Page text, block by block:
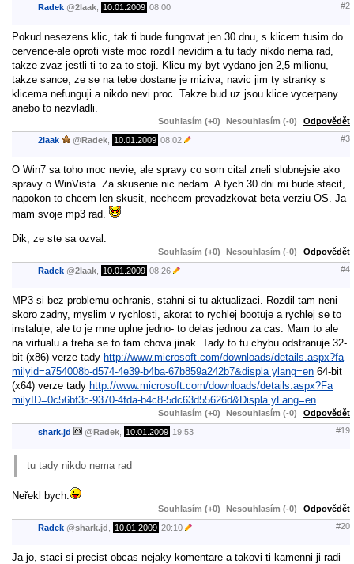
Radek @2laak 10.01.2009 08:00 #2
Pokud nesezens klic, tak ti bude fungovat jen 30 dnu, s klicem tusim do
cervence-ale oproti viste moc rozdil nevidim a tu tady nikdo nema rad,
takze zvaz jestli ti to za to stoji. Klicu my byt vydano jen 2,5 milionu,
takze sance, ze se na tebe dostane je miziva, navic jim ty stranky s
klicema nefunguji a nikdo nevi proc. Takze bud uz jsou klice vycerpany
anebo to nezvladli.
Souhlasím (+0) Nesouhlasím (-0) Odpovědět
2laak @Radek 10.01.2009 08:02 #3
O Win7 sa toho moc nevie, ale spravy co som cital zneli slubnejsie ako
spravy o WinVista. Za skusenie nic nedam. A tych 30 dni mi bude stacit,
napokon to chcem len skusit, nechcem prevadzkovat beta verziu OS. Ja
mam svoje mp3 rad.
Dik, ze ste sa ozval.
Souhlasím (+0) Nesouhlasím (-0) Odpovědět
Radek @2laak 10.01.2009 08:26 #4
MP3 si bez problemu ochranis, stahni si tu aktualizaci. Rozdil tam neni
skoro zadny, myslim v rychlosti, akorat to rychlej bootuje a rychlej se to
instaluje, ale to je mne uplne jedno- to delas jednou za cas. Mam to ale
na virtualu a treba se to tam chova jinak. Tady to tu chybu odstranuje 32-
bit (x86) verze tady http://www.microsoft.com/downloads/details.aspx?fa
milyid=a754008b-d574-4e39-b4ba-67b859a242b7&displa ylang=en 64-bit
(x64) verze tady http://www.microsoft.com/downloads/details.aspx?Fa
milyID=0c56bf3c-9370-4fda-b4c8-5dc63d55626d&Displa yLang=en
Souhlasím (+0) Nesouhlasím (-0) Odpovědět
shark.jd @Radek 10.01.2009 19:53 #19
tu tady nikdo nema rad
Neřekl bych.
Souhlasím (+0) Nesouhlasím (-0) Odpovědět
Radek @shark.jd 10.01.2009 20:10 #20
Ja jo, staci si precist obcas nejaky komentare a takovi ti kamenni ji radi